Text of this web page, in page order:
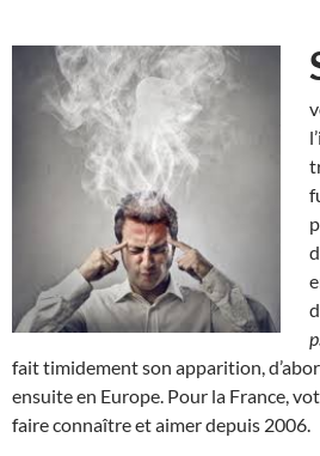
fait timidement son apparition,
ensuite en Europe. Pour la France,
faire connaître et aimer depuis 2006.